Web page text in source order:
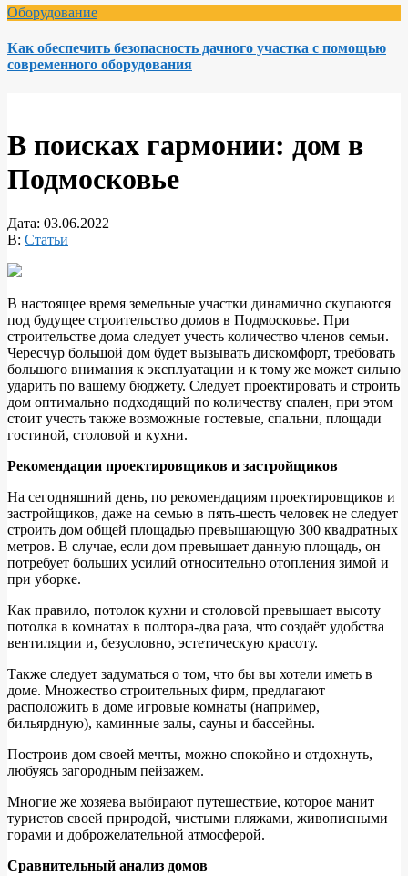
Оборудование
Как обеспечить безопасность дачного участка с помощью
современного оборудования
В поисках гармонии: дом в
Подмосковье
Дата: 03.06.2022
В: Статьи
В настоящее время земельные участки динамично скупаются
под будущее строительство домов в Подмосковье. При
строительстве дома следует учесть количество членов семьи.
Чересчур большой дом будет вызывать дискомфорт, требовать
большого внимания к эксплуатации и к тому же может сильно
ударить по вашему бюджету. Следует проектировать и строить
дом оптимально подходящий по количеству спален, при этом
стоит учесть также возможные гостевые, спальни, площади
гостиной, столовой и кухни.
Рекомендации проектировщиков и застройщиков
На сегодняшний день, по рекомендациям проектировщиков и
застройщиков, даже на семью в пять-шесть человек не следует
строить дом общей площадью превышающую 300 квадратных
метров. В случае, если дом превышает данную площадь, он
потребует больших усилий относительно отопления зимой и
при уборке.
Как правило, потолок кухни и столовой превышает высоту
потолка в комнатах в полтора-два раза, что создаёт удобства
вентиляции и, безусловно, эстетическую красоту.
Также следует задуматься о том, что бы вы хотели иметь в
доме. Множество строительных фирм, предлагают
расположить в доме игровые комнаты (например,
бильярдную), каминные залы, сауны и бассейны.
Построив дом своей мечты, можно спокойно и отдохнуть,
любуясь загородным пейзажем.
Многие же хозяева выбирают путешествие, которое манит
туристов своей природой, чистыми пляжами, живописными
горами и доброжелательной атмосферой.
Сравнительный анализ домов